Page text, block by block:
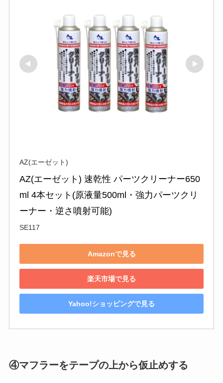
AZ(エーゼット)
AZ(エーゼット) 速乾性 パーツクリーナー650
ml 4本セット(原液量500ml・強力パーツクリ
ーナー・逆さ噴射可能)
SE117
Amazonで見る
楽天市場で見る
Yahoo!ショッピングで見る
④マフラーをテープの上から仮止めする